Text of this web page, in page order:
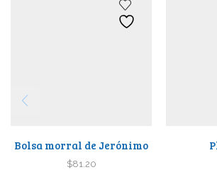
Bolsa morral de Jerónimo
$81.20